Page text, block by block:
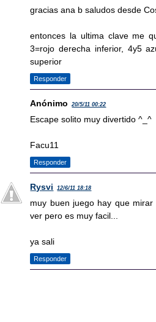
gracias ana b saludos desde
entonces la ultima clave me
3=rojo derecha inferior, 4y5
superior
Responder
Anónimo 20/5/11 00:22
Escape solito muy divertido ^_^
Facu11
Responder
Rysvi 12/6/11 18:18
muy buen juego hay que
ver pero es muy facil...
ya sali
Responder